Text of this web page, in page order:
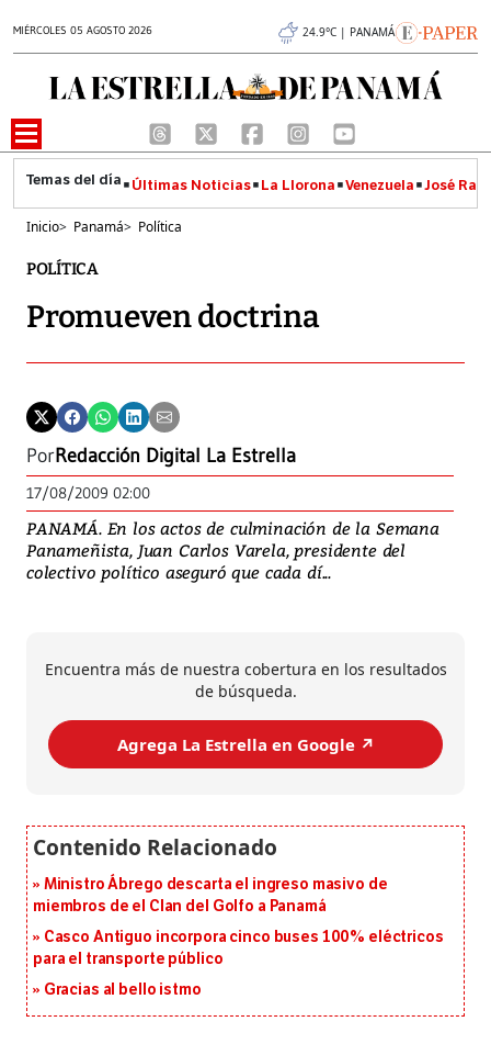
MIÉRCOLES 05 AGOSTO 2026 24.9°C | PANAMÁ
Últimas Noticias La Llorona Venezuela José
Inicio> Panamá> Política
POLÍTICA
Promueven doctrina
PorRedacción Digital La Estrella
17/08/2009 02:00
PANAMÁ. En los actos de culminación de la Semana
Panameñista, Juan Carlos Varela, presidente del
colectivo político aseguró que cada dí...
Encuentra más de nuestra cobertura en los resultados
de búsqueda.
Agrega La Estrella en Google ↗️
Ministro Ábrego descarta el ingreso masivo de
miembros de el Clan del Golfo a Panamá
Casco Antiguo incorpora cinco buses 100% eléctricos
para el transporte público
Gracias al bello istmo